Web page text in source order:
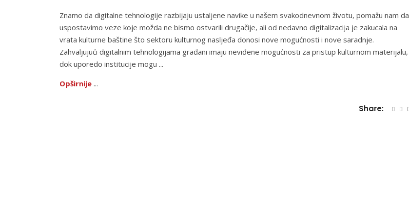
Znamo da digitalne tehnologije razbijaju ustaljene navike u našem svakodnevnom životu, pomažu nam da
uspostavimo veze koje možda ne bismo ostvarili drugačije, ali od nedavno digitalizacija je zakucala na
vrata kulturne baštine što sektoru kulturnog nasljeđa donosi nove mogućnosti i nove saradnje.
Zahvaljujući digitalnim tehnologijama građani imaju neviđene mogućnosti za pristup kulturnom materijalu,
dok uporedo institucije mogu
Opširnije
Share: